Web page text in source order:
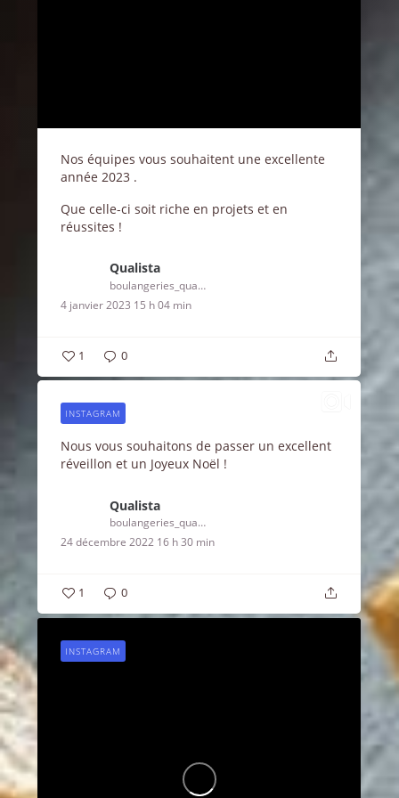
Nos équipes vous souhaitent une excellente
année 2023 .
Que celle-ci soit riche en projets et en
réussites !
Qualista
boulangeries_qualista
4 janvier 2023 15 h 04 min
1 0
Nous vous souhaitons de passer un excellent
réveillon et un Joyeux Noël !
Qualista
boulangeries_qualista
24 décembre 2022 16 h 30 min
INSTAGRAM
1 0
INSTAGRAM